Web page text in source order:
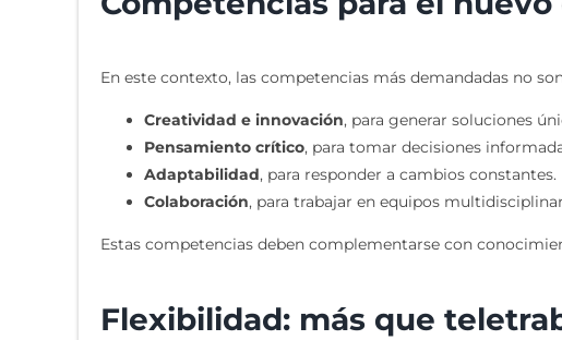
En este contexto, las competencias más demandadas no
Creatividad e innovación, para generar soluciones
Pensamiento crítico, para tomar decisiones
Adaptabilidad, para responder a cambios constantes.
Colaboración, para trabajar en equipos
Estas competencias deben complementarse con
Flexibilidad: más que